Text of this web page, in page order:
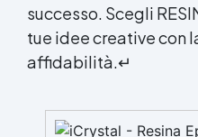
successo. Scegli
tue idee creative con
affidabilità.↵